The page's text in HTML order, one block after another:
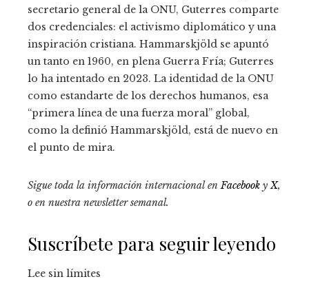
secretario general de la ONU, Guterres comparte
dos credenciales: el activismo diplomático y una
inspiración cristiana. Hammarskjöld se apuntó
un tanto en 1960, en plena Guerra Fría; Guterres
lo ha intentado en 2023. La identidad de la ONU
como estandarte de los derechos humanos, esa
“primera línea de una fuerza moral” global,
como la definió Hammarskjöld, está de nuevo en
el punto de mira.
Sigue toda la información internacional enFacebook yX,
o en nuestra newsletter semanal.
Suscríbete para seguir leyendo
Lee sin límites